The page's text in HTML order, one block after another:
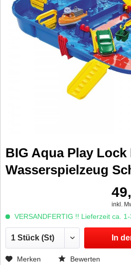
BIG Aqua Play Lock
Wasserspielzeug
inkl.
VERSANDFERTIG !! Lieferzeit ca.
In
Merken Bewerten